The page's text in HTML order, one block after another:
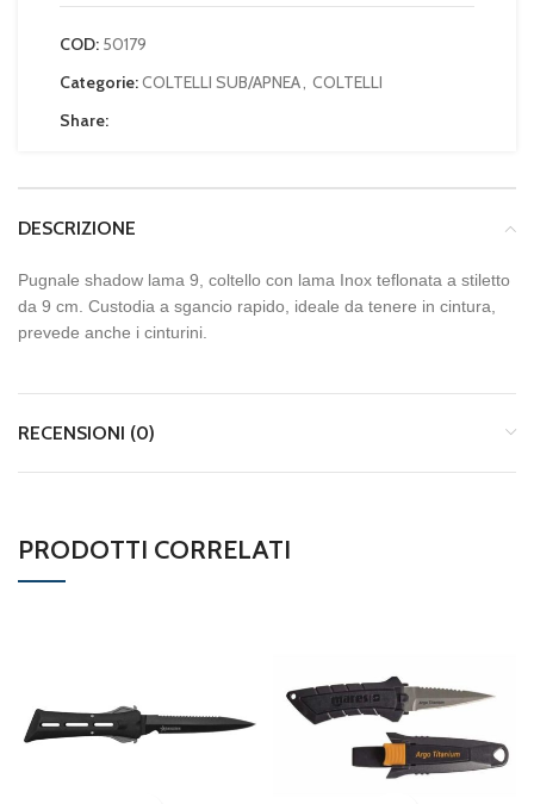
COD: 50179
Categorie:COLTELLI SUB/APNEA, COLTELLI
Share:
DESCRIZIONE
Pugnale shadow lama 9, coltello con lama Inox teflonata a stiletto
da 9 cm. Custodia a sgancio rapido, ideale da tenere in cintura,
prevede anche i cinturini.
RECENSIONI (0)
PRODOTTI CORRELATI